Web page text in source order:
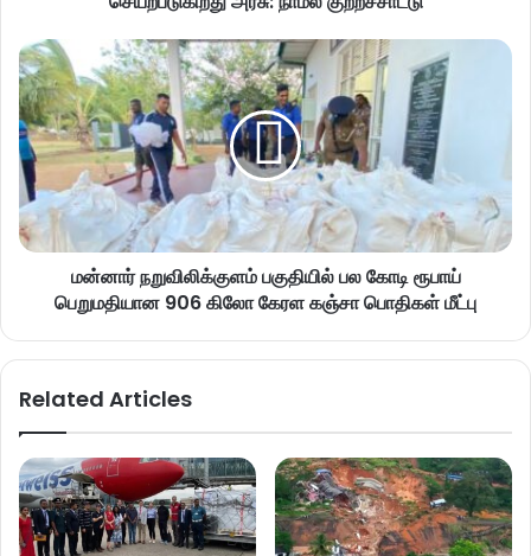
மன்னார் நறுவிலிக்குளம் பகுதியில் பல கோடி ரூபாய்
பெறுமதியான 906 கிலோ கேரள கஞ்சா பொதிகள் மீட்பு
Related Articles